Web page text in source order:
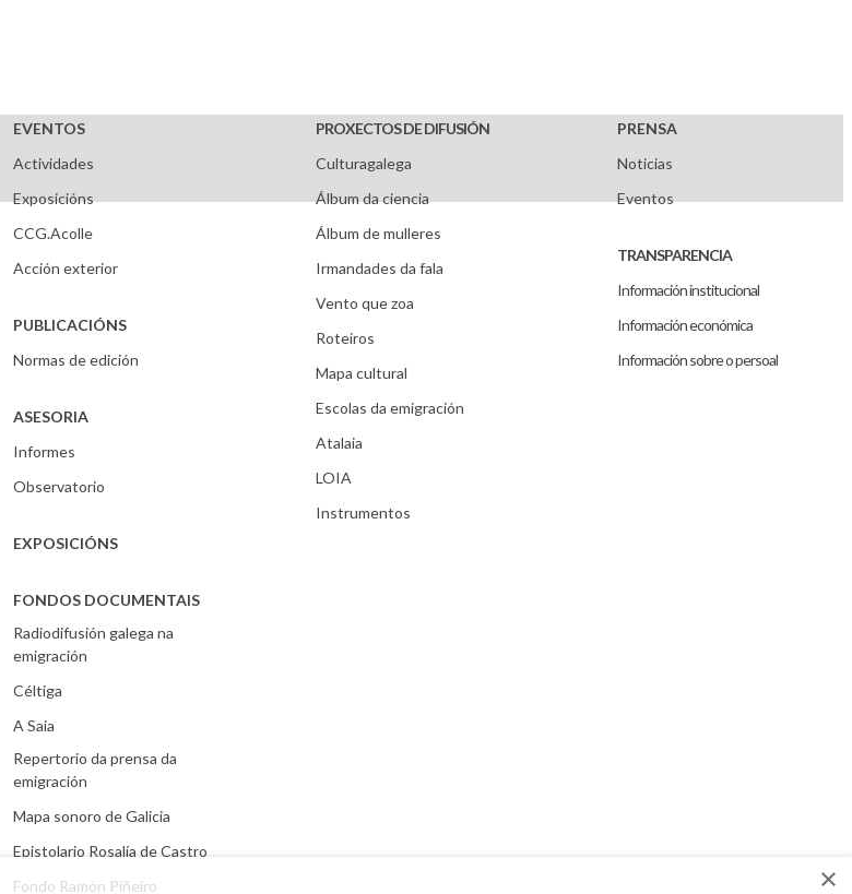
EVENTOS
Actividades
Exposicións
CCG.Acolle
Acción exterior
PUBLICACIÓNS
Normas de edición
ASESORIA
Informes
Observatorio
EXPOSICIÓNS
FONDOS DOCUMENTAIS
Radiodifusión galega na
emigración
Céltiga
A Saia
Repertorio da prensa da
emigración
Mapa sonoro de Galicia
Epistolario Rosalía de Castro
Fondo Ramón Piñeiro
PROXECTOS DE DIFUSIÓN
Culturagalega
Álbum da ciencia
Álbum de mulleres
Irmandades da fala
Vento que zoa
Roteiros
Mapa cultural
Escolas da emigración
Atalaia
LOIA
Instrumentos
PRENSA
Noticias
Eventos
TRANSPARENCIA
Información institucional
Información económica
Información sobre o persoal
×